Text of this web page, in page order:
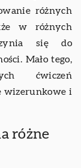
różnych
w różnych
się do
Mało tego,
ćwiczeń
wizerunkowe i
różne